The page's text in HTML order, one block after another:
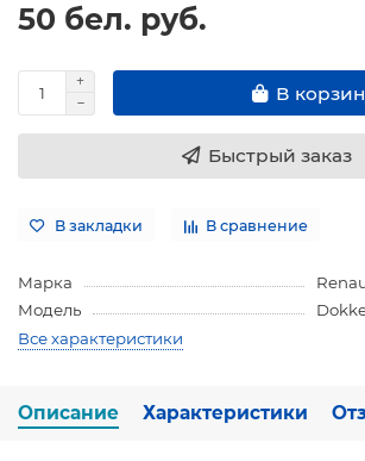
50 бел. руб.
В
Быстрый заказ
В закладки В сравнение
Марка
Модель
Все характеристики
Описание Характеристики